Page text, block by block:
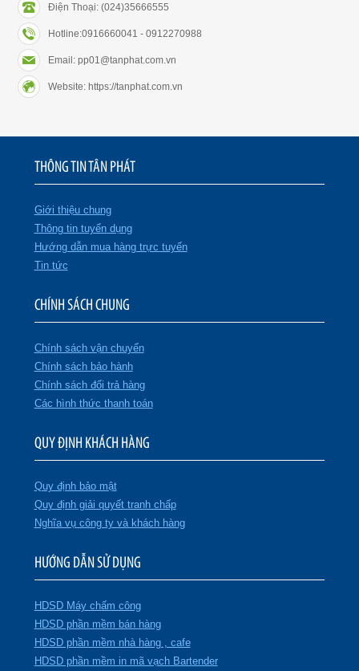
Điện Thoại: (024)35666555
Hotline:0916660041 - 0912270988
Email: pp01@tanphat.com.vn
Website: https://tanphat.com.vn
THÔNG TIN TÂN PHÁT
Giới thiệu chung
Thông tin tuyển dụng
Hướng dẫn mua hàng trực tuyến
Tin tức
CHÍNH SÁCH CHUNG
Chính sách vận chuyển
Chính sách bảo hành
Chính sách đổi trả hàng
Các hình thức thanh toán
QUY ĐỊNH KHÁCH HÀNG
Quy định bảo mật
Quy định giải quyết tranh chấp
Nghĩa vụ công ty và khách hàng
HƯỚNG DẪN SỬ DỤNG
HDSD Máy chấm công
HDSD phần mềm bán hàng
HDSD phần mềm nhà hàng , cafe
HDSD phần mềm in mã vạch Bartender